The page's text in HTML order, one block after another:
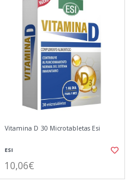
Vitamina D 30 Microtabletas Esi
ESI
10,06€